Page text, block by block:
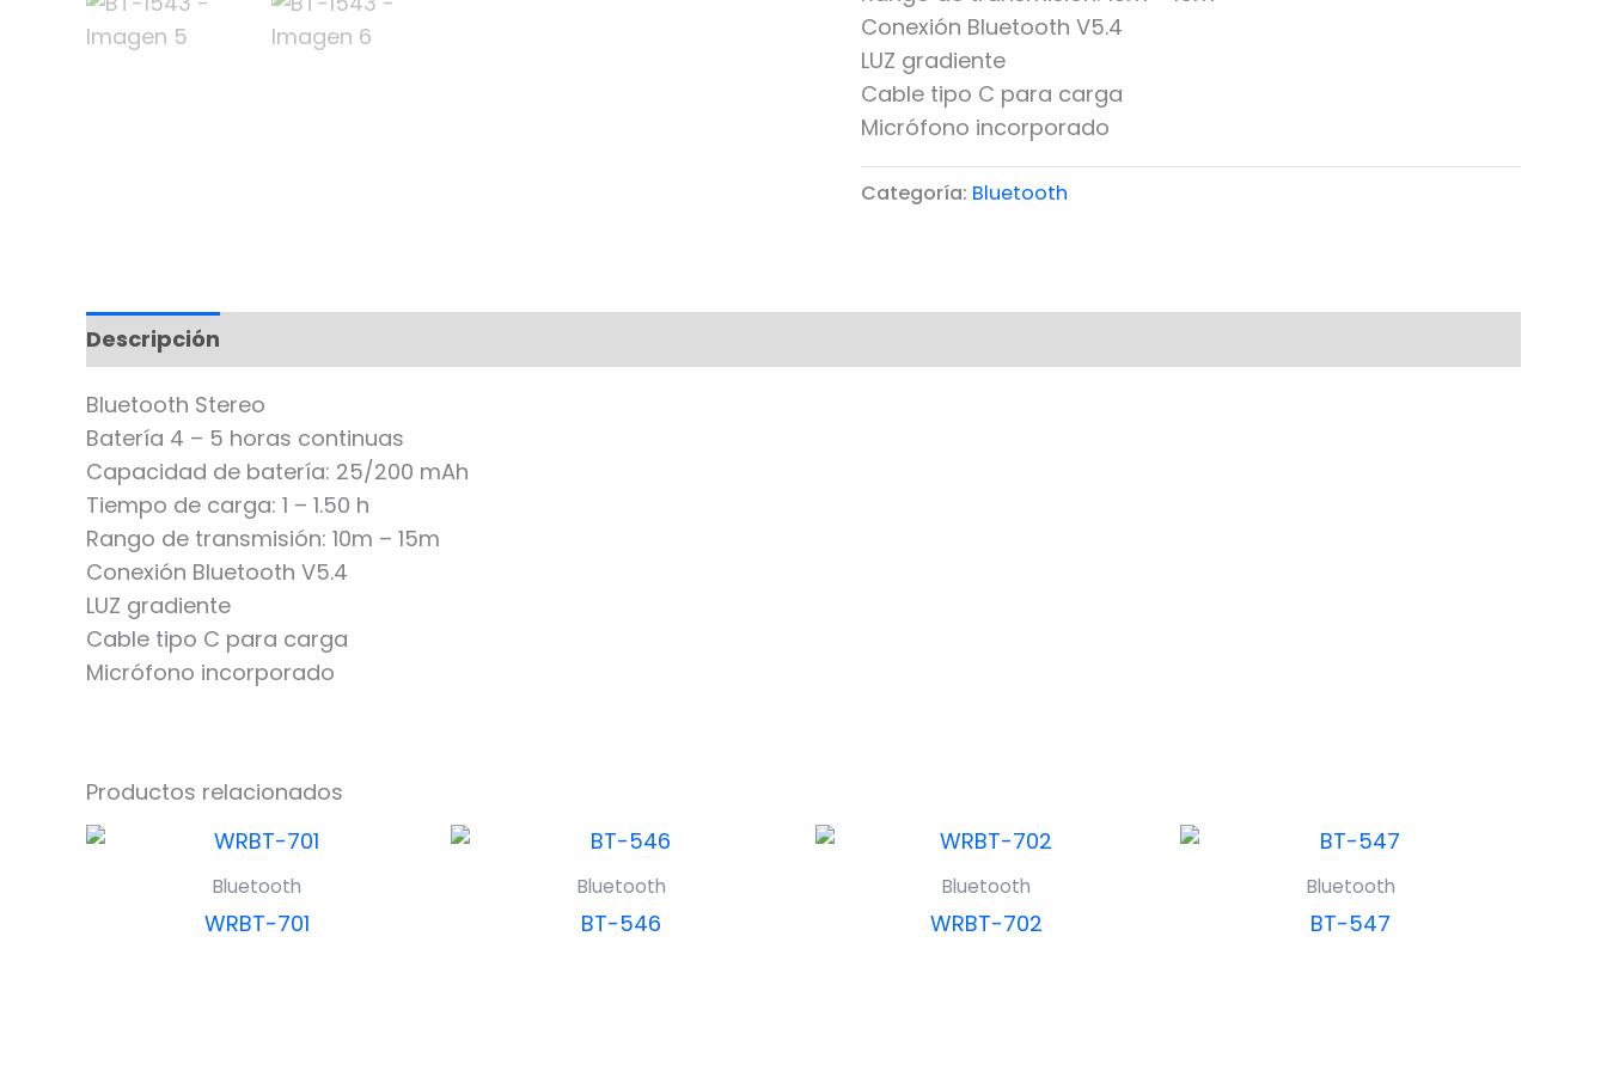
Conexión Bluetooth V5.4
LUZ gradiente
Cable tipo C para carga
Micrófono incorporado
Categoría: Bluetooth
Descripción
Bluetooth Stereo
Batería 4 – 5 horas continuas
Capacidad de batería: 25/200 mAh
Tiempo de carga: 1 – 1.50 h
Rango de transmisión: 10m – 15m
Conexión Bluetooth V5.4
LUZ gradiente
Cable tipo C para carga
Micrófono incorporado
Productos relacionados
Bluetooth
WRBT-701
Bluetooth
BT-546
Bluetooth
WRBT-702
Bluetooth
BT-547